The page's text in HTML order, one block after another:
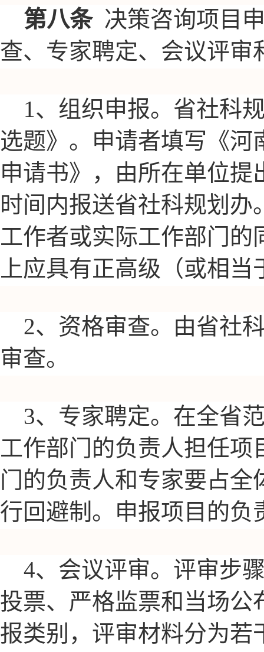
第八条 决策咨询项目
查、专家聘定、会议评审
1、组织申报。省社科
选题》。申请者填写《
申请书》，由所在单位
时间内报送省社科规划
工作者或实际工作部门
上应具有正高级（或相
2、资格审查。由省社
审查。
3、专家聘定。在全省
工作部门的负责人担任
门的负责人和专家要占
行回避制。申报项目的负
4、会议评审。评审步
投票、严格监票和当场公
报类别，评审材料分为若